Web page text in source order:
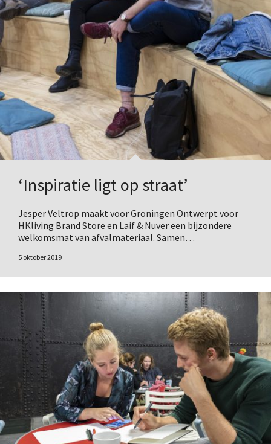
‘Inspiratie ligt op straat’
Jesper Veltrop maakt voor Groningen Ontwerpt voor
HKliving Brand Store en Laif & Nuver een bijzondere
welkomsmat van afvalmateriaal. Samen…
5 oktober 2019